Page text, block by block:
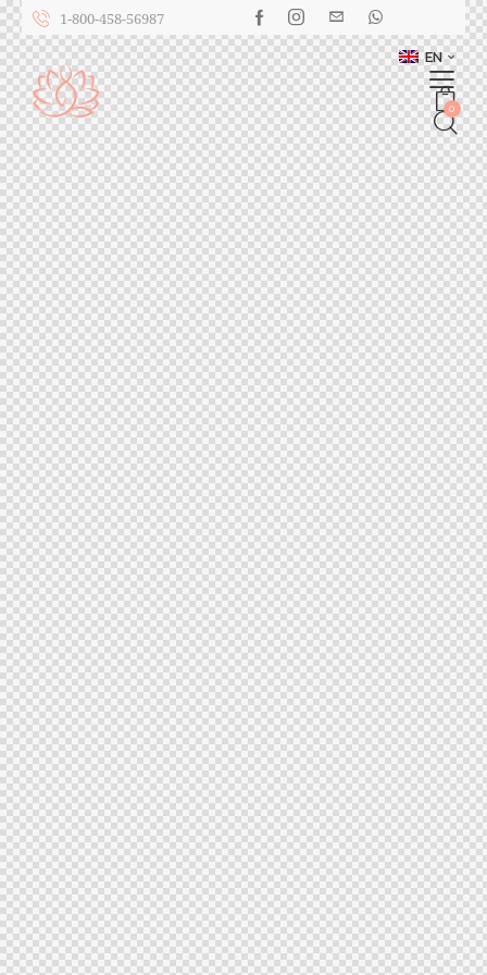
1-800-458-56987
EN
0